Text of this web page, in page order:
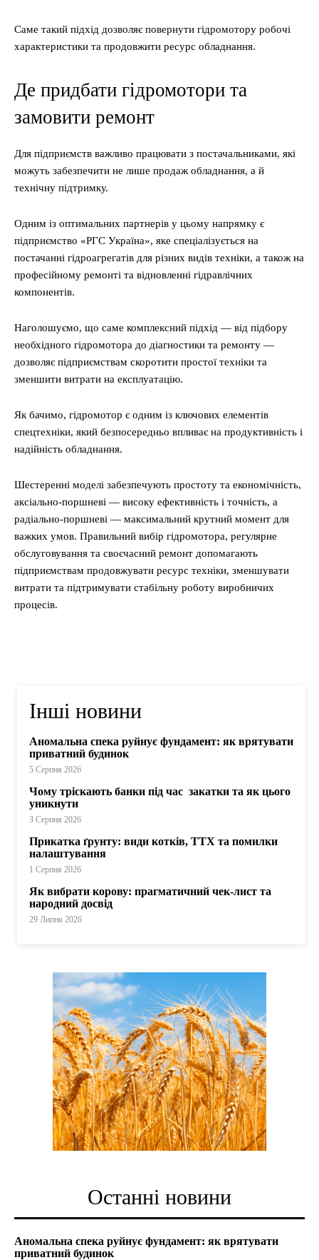
Саме такий підхід дозволяє повернути гідромотору робочі
характеристики та продовжити ресурс обладнання.
Де придбати гідромотори та
замовити ремонт
Для підприємств важливо працювати з постачальниками, які
можуть забезпечити не лише продаж обладнання, а й
технічну підтримку.
Одним із оптимальних партнерів у цьому напрямку є
підприємство «РГС Україна», яке спеціалізується на
постачанні гідроагрегатів для різних видів техніки, а також на
професійному ремонті та відновленні гідравлічних
компонентів.
Наголошуємо, що саме комплексний підхід — від підбору
необхідного гідромотора до діагностики та ремонту —
дозволяє підприємствам скоротити простої техніки та
зменшити витрати на експлуатацію.
Як бачимо, гідромотор є одним із ключових елементів
спецтехніки, який безпосередньо впливає на продуктивність і
надійність обладнання.
Шестеренні моделі забезпечують простоту та економічність,
аксіально-поршневі — високу ефективність і точність, а
радіально-поршневі — максимальний крутний момент для
важких умов. Правильний вибір гідромотора, регулярне
обслуговування та своєчасний ремонт допомагають
підприємствам продовжувати ресурс техніки, зменшувати
витрати та підтримувати стабільну роботу виробничих
процесів.
Інші новини
Аномальна спека руйнує фундамент: як врятувати
приватний будинок
5 Серпня 2026
Чому тріскають банки під час закатки та як цього
уникнути
3 Серпня 2026
Прикатка ґрунту: види котків, ТТХ та помилки
налаштування
1 Серпня 2026
Як вибрати корову: прагматичний чек-лист та
народний досвід
29 Липня 2026
Останні новини
Аномальна спека руйнує фундамент: як врятувати
приватний будинок